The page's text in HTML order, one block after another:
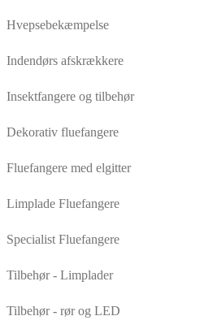
Hvepsebekæmpelse
Indendørs afskrækkere
Insektfangere og tilbehør
Dekorativ fluefangere
Fluefangere med elgitter
Limplade Fluefangere
Specialist Fluefangere
Tilbehør - Limplader
Tilbehør - rør og LED